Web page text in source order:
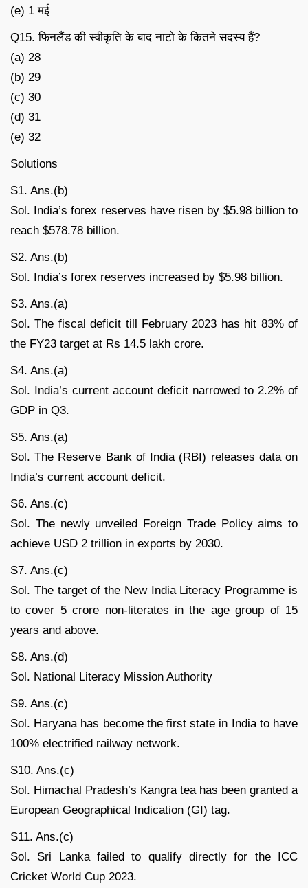
(e) 1 मई
Q15. फिनलैंड की स्वीकृति के बाद नाटो के कितने सदस्य हैं?
(a) 28
(b) 29
(c) 30
(d) 31
(e) 32
Solutions
S1. Ans.(b)
Sol. India’s forex reserves have risen by $5.98 billion to
reach $578.78 billion.
S2. Ans.(b)
Sol. India’s forex reserves increased by $5.98 billion.
S3. Ans.(a)
Sol. The fiscal deficit till February 2023 has hit 83% of
the FY23 target at Rs 14.5 lakh crore.
S4. Ans.(a)
Sol. India’s current account deficit narrowed to 2.2% of
GDP in Q3.
S5. Ans.(a)
Sol. The Reserve Bank of India (RBI) releases data on
India’s current account deficit.
S6. Ans.(c)
Sol. The newly unveiled Foreign Trade Policy aims to
achieve USD 2 trillion in exports by 2030.
S7. Ans.(c)
Sol. The target of the New India Literacy Programme is
to cover 5 crore non-literates in the age group of 15
years and above.
S8. Ans.(d)
Sol. National Literacy Mission Authority
S9. Ans.(c)
Sol. Haryana has become the first state in India to have
100% electrified railway network.
S10. Ans.(c)
Sol. Himachal Pradesh’s Kangra tea has been granted a
European Geographical Indication (GI) tag.
S11. Ans.(c)
Sol. Sri Lanka failed to qualify directly for the ICC
Cricket World Cup 2023.